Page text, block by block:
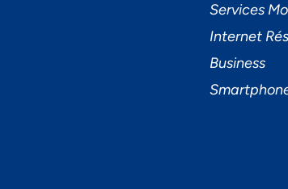
Services
Internet
Business